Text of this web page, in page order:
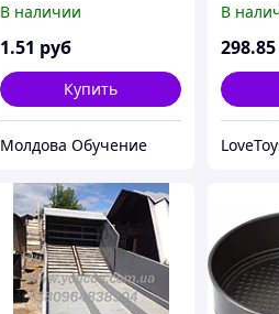
В наличии
1.51 руб
Купить
Молдова Обучение
В
298.85